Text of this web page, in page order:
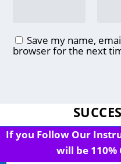
Save my name,
browser for the next
If you Follow Our
will be 110%